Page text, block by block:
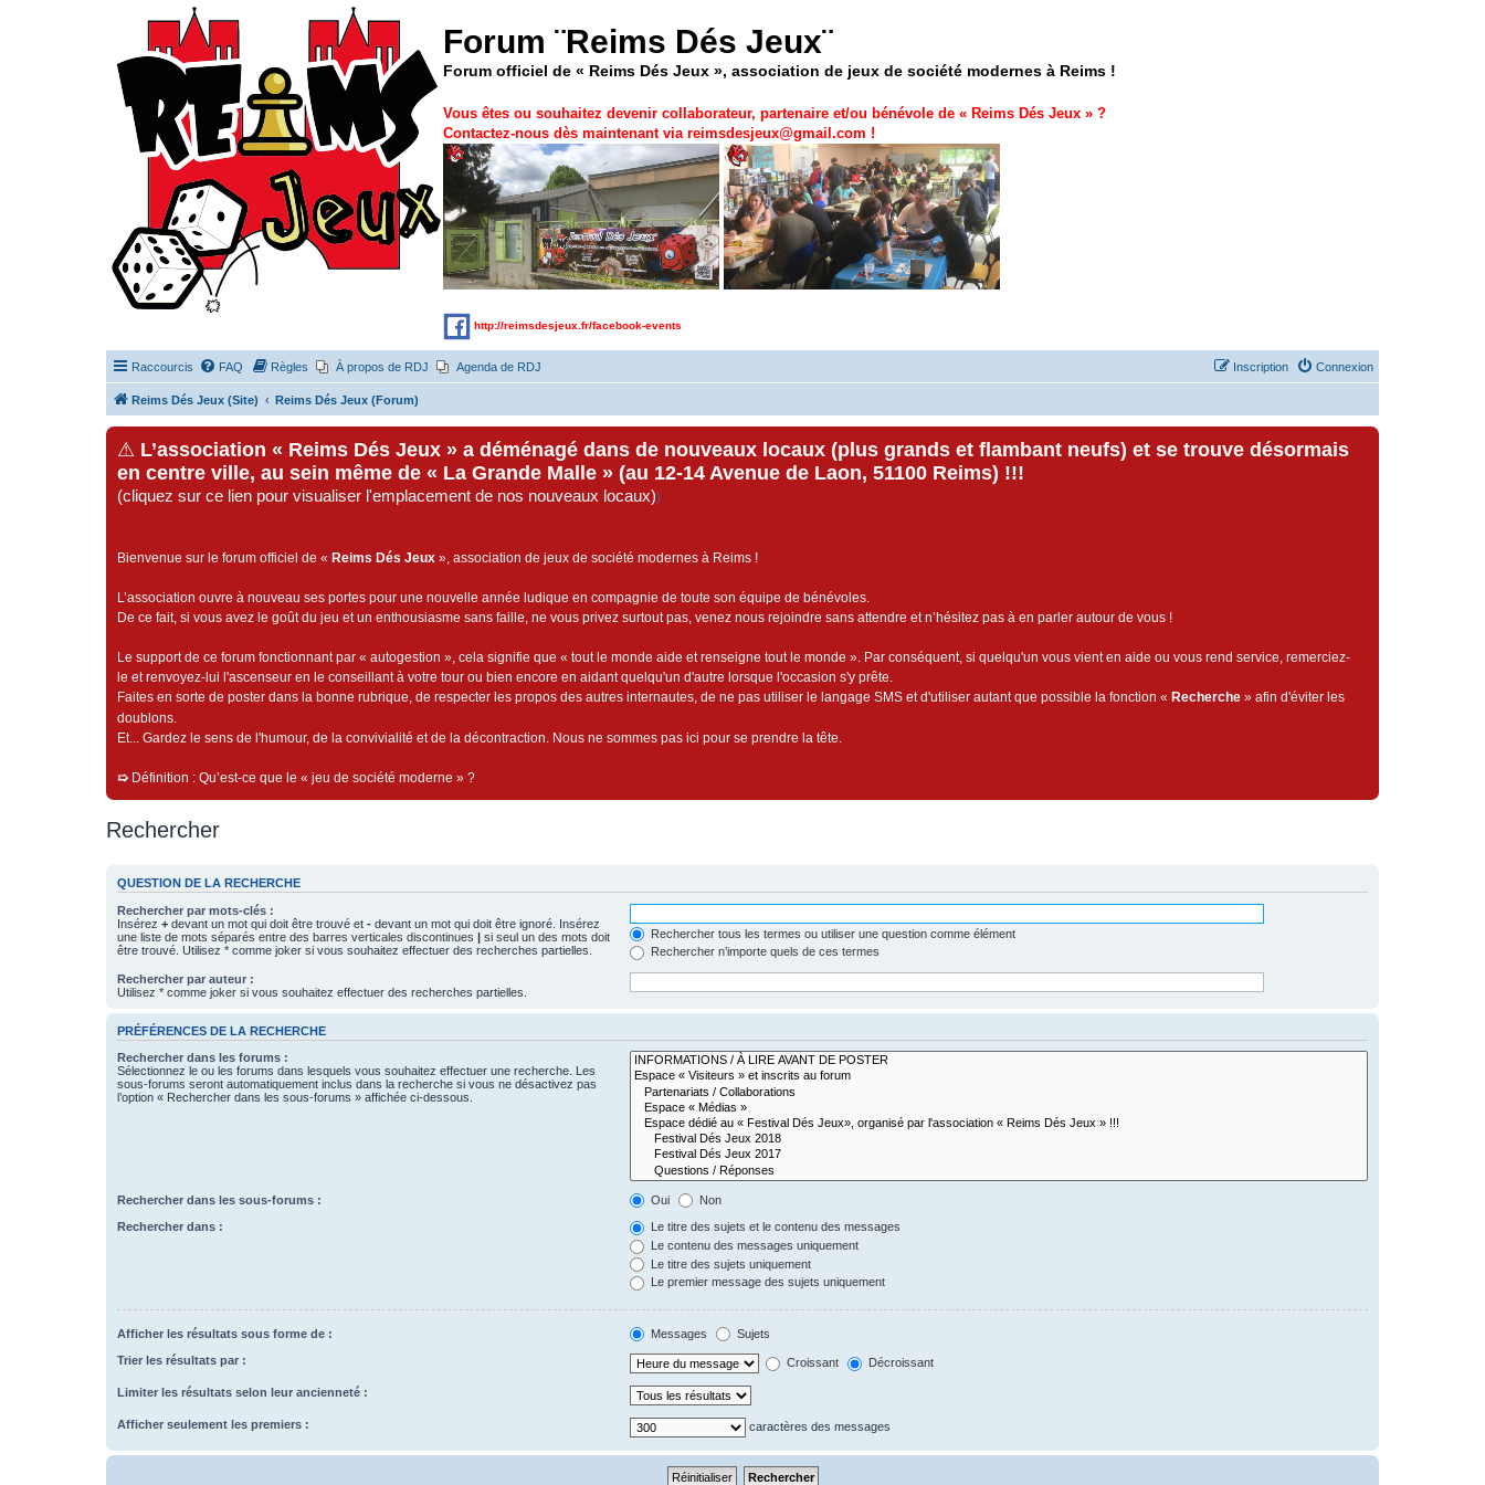
Forum ¨Reims Dés Jeux¨
Forum officiel de « Reims Dés Jeux », association de jeux de société modernes à Reims !
Vous êtes ou souhaitez devenir collaborateur, partenaire et/ou bénévole de « Reims Dés Jeux » ?
Contactez-nous dès maintenant via reimsdesjeux@gmail.com !
http://reimsdesjeux.fr/facebook-events
Raccourcis FAQ Règles À propos de RDJ Agenda de RDJ Connexion
Inscription
Reims Dés Jeux (Site) Reims Dés Jeux (Forum)
⚠ L’association « Reims Dés Jeux » a déménagé dans de nouveaux locaux (plus grands et flambant neufs) et se trouve désormais
en centre ville, au sein même de « La Grande Malle » (au 12-14 Avenue de Laon, 51100 Reims) !!!
(cliquez sur ce lien pour visualiser l'emplacement de nos nouveaux locaux))
Bienvenue sur le forum officiel de « Reims Dés Jeux », association de jeux de société modernes à Reims !
L’association ouvre à nouveau ses portes pour une nouvelle année ludique en compagnie de toute son équipe de bénévoles.
De ce fait, si vous avez le goût du jeu et un enthousiasme sans faille, ne vous privez surtout pas, venez nous rejoindre sans attendre et n’hésitez pas à en parler autour de vous !
Le support de ce forum fonctionnant par « autogestion », cela signifie que « tout le monde aide et renseigne tout le monde ». Par conséquent, si quelqu'un vous vient en aide ou vous rend service, remerciez-
le et renvoyez-lui l'ascenseur en le conseillant à votre tour ou bien encore en aidant quelqu'un d'autre lorsque l'occasion s'y prête.
Faites en sorte de poster dans la bonne rubrique, de respecter les propos des autres internautes, de ne pas utiliser le langage SMS et d'utiliser autant que possible la fonction « Recherche » afin d'éviter les
doublons.
Et... Gardez le sens de l'humour, de la convivialité et de la décontraction. Nous ne sommes pas ici pour se prendre la tête.
➯ Définition : Qu’est-ce que le « jeu de société moderne » ?
Rechercher
QUESTION DE LA RECHERCHE
Rechercher par mots-clés :
Insérez + devant un mot qui doit être trouvé et - devant un mot qui doit être ignoré. Insérez
une liste de mots séparés entre des barres verticales discontinues | si seul un des mots doit
être trouvé. Utilisez * comme joker si vous souhaitez effectuer des recherches partielles.
Rechercher tous les termes ou utiliser une question comme élément
Rechercher n’importe quels de ces termes
Rechercher par auteur :
Utilisez * comme joker si vous souhaitez effectuer des recherches partielles.
PRÉFÉRENCES DE LA RECHERCHE
Rechercher dans les forums :
Sélectionnez le ou les forums dans lesquels vous souhaitez effectuer une recherche. Les
sous-forums seront automatiquement inclus dans la recherche si vous ne désactivez pas
l’option « Rechercher dans les sous-forums » affichée ci-dessous.
Rechercher dans les sous-forums : Oui Non
Rechercher dans :
Le titre des sujets et le contenu des messages
Le contenu des messages uniquement
Le titre des sujets uniquement
Le premier message des sujets uniquement
Afficher les résultats sous forme de : Messages Sujets
Trier les résultats par : Croissant Décroissant
Limiter les résultats selon leur ancienneté :
Afficher seulement les premiers : caractères des messages